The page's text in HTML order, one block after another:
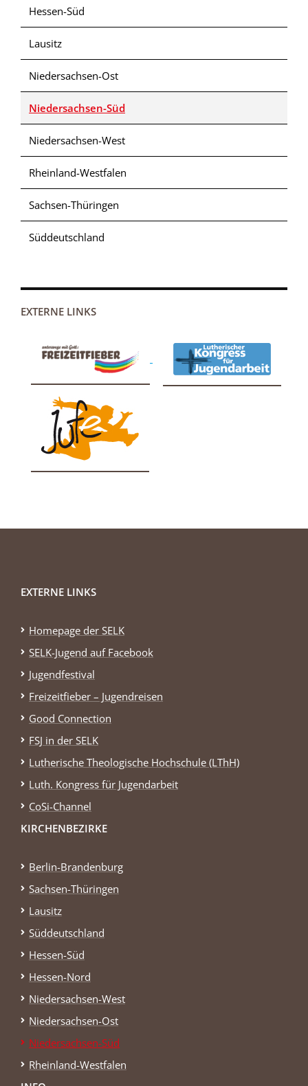
Hessen-Süd
Lausitz
Niedersachsen-Ost
Niedersachsen-Süd
Niedersachsen-West
Rheinland-Westfalen
Sachsen-Thüringen
Süddeutschland
EXTERNE LINKS
EXTERNE LINKS
Homepage der SELK
SELK-Jugend auf Facebook
Jugendfestival
Freizeitfieber – Jugendreisen
Good Connection
FSJ in der SELK
Lutherische Theologische Hochschule (LThH)
Luth. Kongress für Jugendarbeit
CoSi-Channel
KIRCHENBEZIRKE
Berlin-Brandenburg
Sachsen-Thüringen
Lausitz
Süddeutschland
Hessen-Süd
Hessen-Nord
Niedersachsen-West
Niedersachsen-Ost
Niedersachsen-Süd
Rheinland-Westfalen